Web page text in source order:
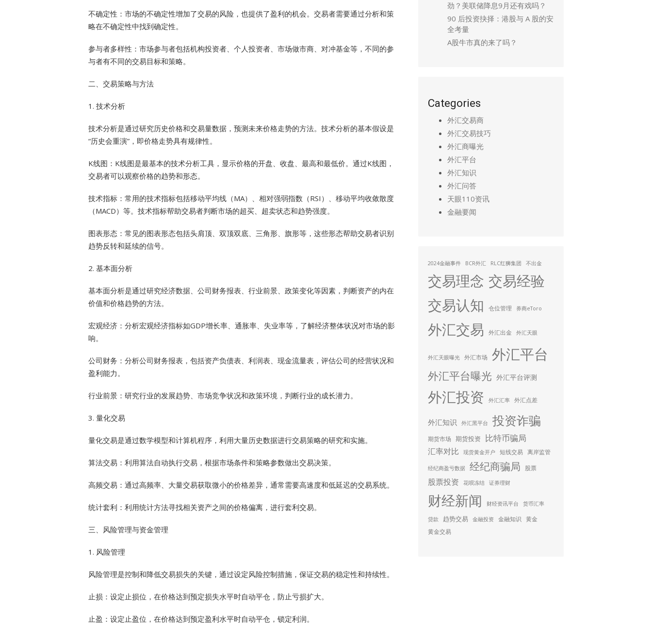
不确定性：市场的不确定性增加了交易的风险，也提供了盈利的机会。交易者需要通过分析和策
略在不确定性中找到确定性。
参与者多样性：市场参与者包括机构投资者、个人投资者、市场做市商、对冲基金等，不同的参
与者有不同的交易目标和策略。
二、交易策略与方法
1. 技术分析
技术分析是通过研究历史价格和交易量数据，预测未来价格走势的方法。技术分析的基本假设是
“历史会重演”，即价格走势具有规律性。
K线图：K线图是最基本的技术分析工具，显示价格的开盘、收盘、最高和最低价。通过K线图，
交易者可以观察价格的趋势和形态。
技术指标：常用的技术指标包括移动平均线（MA）、相对强弱指数（RSI）、移动平均收敛散度
（MACD）等。技术指标帮助交易者判断市场的超买、超卖状态和趋势强度。
图表形态：常见的图表形态包括头肩顶、双顶双底、三角形、旗形等，这些形态帮助交易者识别
趋势反转和延续的信号。
2. 基本面分析
基本面分析是通过研究经济数据、公司财务报表、行业前景、政策变化等因素，判断资产的内在
价值和价格趋势的方法。
宏观经济：分析宏观经济指标如GDP增长率、通胀率、失业率等，了解经济整体状况对市场的影
响。
公司财务：分析公司财务报表，包括资产负债表、利润表、现金流量表，评估公司的经营状况和
盈利能力。
行业前景：研究行业的发展趋势、市场竞争状况和政策环境，判断行业的成长潜力。
3. 量化交易
量化交易是通过数学模型和计算机程序，利用大量历史数据进行交易策略的研究和实施。
算法交易：利用算法自动执行交易，根据市场条件和策略参数做出交易决策。
高频交易：通过高频率、大量交易获取微小的价格差异，通常需要高速度和低延迟的交易系统。
统计套利：利用统计方法寻找相关资产之间的价格偏离，进行套利交易。
三、风险管理与资金管理
1. 风险管理
风险管理是控制和降低交易损失的关键，通过设定风险控制措施，保证交易的稳定性和持续性。
止损：设定止损位，在价格达到预定损失水平时自动平仓，防止亏损扩大。
止盈：设定止盈位，在价格达到预定盈利水平时自动平仓，锁定利润。
劲？美联储降息9月还有戏吗？
90 后投资抉择：港股与 A 股的安
全考量
A股牛市真的来了吗？
Categories
外汇交易商
外汇交易技巧
外汇商曝光
外汇平台
外汇知识
外汇问答
天眼110资讯
金融要闻
2024金融事件 BCR外汇 RLC红狮集团 不出金
交易理念 交易经验
交易认知
仓位管理 券商eToro
外汇交易 外汇出金 外汇天眼
外汇天眼曝光 外汇市场 外汇平台
外汇平台曝光 外汇平台评测
外汇投资 外汇汇率 外汇点差
外汇知识 外汇黑平台 投资诈骗
期货市场 期货投资 比特币骗局
汇率对比 现货黄金开户 短线交易 离岸监管
经纪商盈亏数据 经纪商骗局 股票
股票投资 花呗冻结 证券理财
财经新闻 财经资讯平台 货币汇率
贷款 趋势交易 金融投资 金融知识 黄金
黄金交易